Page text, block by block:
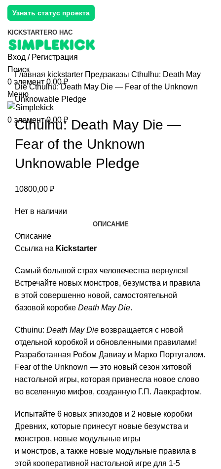
Узнать статус проекта
KICKSTARTERО НАС
Вход / Регистрация
Поиск
0 элемент 0,00₽
Меню
0 элемент 0,00 ₽
Главная kickstarter Предзаказы Cthulhu: Death May
DieCthulhu: Death May Die — Fear of the Unknown
Unknowable Pledge
Cthulhu: Death May Die —
Fear of the Unknown
Unknowable Pledge
10800,00 ₽
Нет в наличии
ОПИСАНИЕ
Описание
Ссылка на Kickstarter
Самый большой страх человечества вернулся!
Встречайте новых монстров, безумства и правила
в этой совершенно новой, самостоятельной
базовой коробке Death May Die.
Cthuinu: Death May Die возвращается с новой
отдельной коробкой и обновленными правилами!
Разработанная Робом Давиау и Марко Португалом.
Fear of the Unknown — это новый сезон хитовой
настольной игры, которая привнесла новое слово
во вселенную мифов, созданную Г.П. Лавкрафтом.
Испытайте 6 новых эпизодов и 2 новые коробки
Древних, которые принесут новые безумства и
монстров, новые модульные игры
и монстров, а также новые модульные правила в
этой кооперативной настольной игре для 1-5